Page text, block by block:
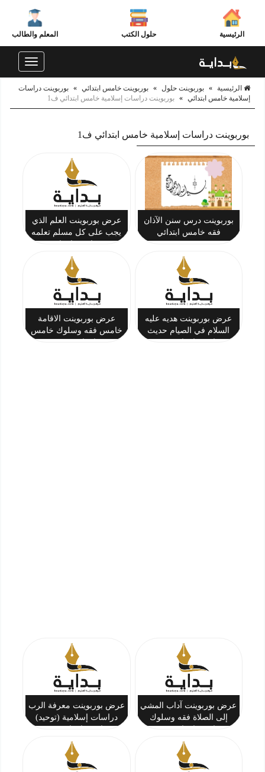
الرئيسية حلول الكتب المعلم والطالب
Toggle
الرئيسية » بوربوينت حلول » بوربوينت خامس ابتدائي » بوربوينت دراسات
إسلامية خامس ابتدائي » بوربوينت دراسات إسلامية خامس ابتدائي ف1
بوربوينت دراسات إسلامية خامس ابتدائي ف1
بوربوينت درس سنن الآذان
فقه خامس ابتدائي
عرض بوربوينت العلم الذي
يجب على كل مسلم تعلمه
عرض بوربوينت هديه عليه
السلام في الصيام حديث
عرض بوربوينت الاقامة
خامس فقه وسلوك خامس
عرض بوربوينت آداب المشي
إلى الصلاة فقه وسلوك
عرض بوربوينت معرفة الرب
دراسات إسلامية (توحيد)